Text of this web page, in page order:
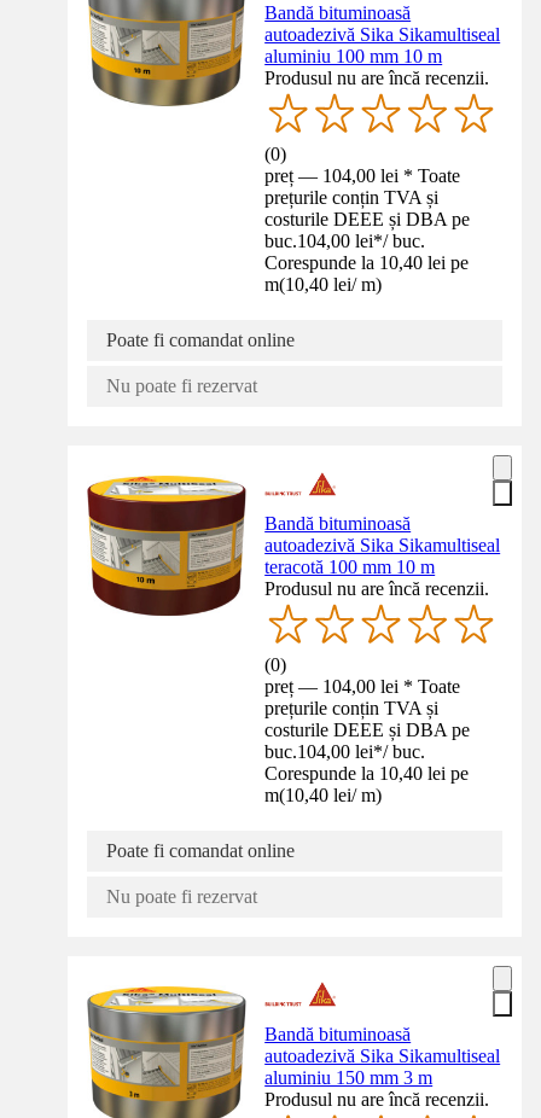
Bandă bituminoasă
autoadezivă Sika Sikamultiseal
aluminiu 100 mm 10 m
Produsul nu are încă recenzii.
(0)
preț — 104,00 lei * Toate
prețurile conțin TVA și
costurile DEEE și DBA pe
buc.104,00 lei*/ buc.
Corespunde la 10,40 lei pe
m(10,40 lei/ m)
Poate fi comandat online
Nu poate fi rezervat
Bandă bituminoasă
autoadezivă Sika Sikamultiseal
teracotă 100 mm 10 m
Produsul nu are încă recenzii.
(0)
preț — 104,00 lei * Toate
prețurile conțin TVA și
costurile DEEE și DBA pe
buc.104,00 lei*/ buc.
Corespunde la 10,40 lei pe
m(10,40 lei/ m)
Poate fi comandat online
Nu poate fi rezervat
Bandă bituminoasă
autoadezivă Sika Sikamultiseal
aluminiu 150 mm 3 m
Produsul nu are încă recenzii.